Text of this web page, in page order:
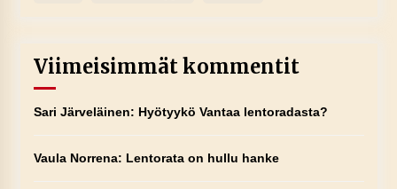
Viimeisimmät kommentit
Sari Järveläinen: Hyötyykö Vantaa lentoradasta?
Vaula Norrena: Lentorata on hullu hanke